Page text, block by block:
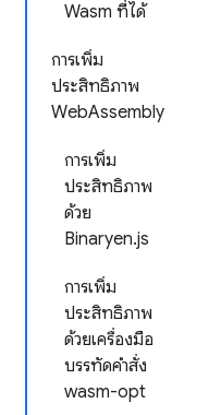
Wasm ที่ได้
การเพิ่ม
ประสิทธิภาพ
WebAssembly
การเพิ่ม
ประสิทธิภาพ
ด้วย
Binaryen.js
การเพิ่ม
ประสิทธิภาพ
ด้วยเครื่องมือ
บรรทัดคำสั่ง
wasm-opt